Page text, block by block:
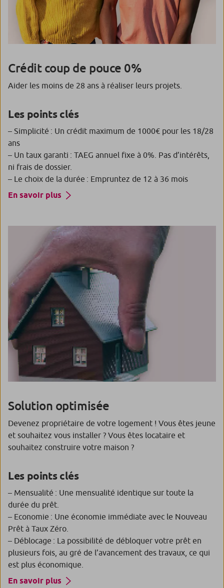
Crédit coup de pouce 0%
Aider les moins de 28 ans à réaliser leurs projets.
Les points clés
– Simplicité : Un crédit maximum de 1000€ pour les 18/28
ans
– Un taux garanti : TAEG annuel fixe à 0%. Pas d’intérêts,
ni frais de dossier.
– Le choix de la durée : Empruntez de 12 à 36 mois
En savoir plus
Solution optimisée
Devenez propriétaire de votre logement ! Vous êtes jeune
et souhaitez vous installer ? Vous êtes locataire et
souhaitez construire votre maison ?
Les points clés
– Mensualité : Une mensualité identique sur toute la
durée du prêt.
– Economie : Une économie immédiate avec le Nouveau
Prêt à Taux Zéro.
– Déblocage : La possibilité de débloquer votre prêt en
plusieurs fois, au gré de l’avancement des travaux, ce qui
est plus économique.
En savoir plus